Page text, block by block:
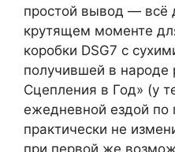
простой вывод — всё
крутящем моменте
коробки DSG7 с
получившей в народе
Сцепления в Год» (у
ежедневной ездой по
практически не
при первой же